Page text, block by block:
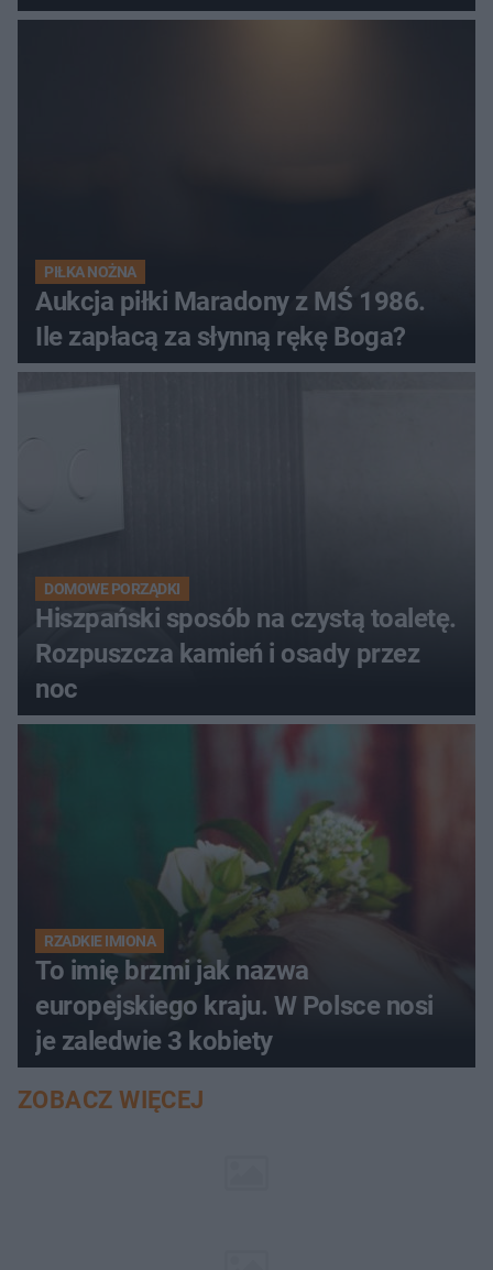
PIŁKA NOŻNA
Aukcja piłki Maradony z MŚ 1986.
Ile zapłacą za słynną rękę Boga?
DOMOWE PORZĄDKI
Hiszpański sposób na czystą toaletę.
Rozpuszcza kamień i osady przez
noc
RZADKIE IMIONA
To imię brzmi jak nazwa
europejskiego kraju. W Polsce nosi
je zaledwie 3 kobiety
ZOBACZ WIĘCEJ